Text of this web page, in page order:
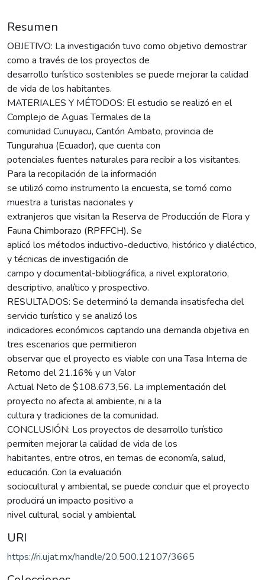
Resumen
OBJETIVO: La investigación tuvo como objetivo demostrar
como a través de los proyectos de
desarrollo turístico sostenibles se puede mejorar la calidad
de vida de los habitantes.
MATERIALES Y MÉTODOS: El estudio se realizó en el
Complejo de Aguas Termales de la
comunidad Cunuyacu, Cantón Ambato, provincia de
Tungurahua (Ecuador), que cuenta con
potenciales fuentes naturales para recibir a los visitantes.
Para la recopilación de la información
se utilizó como instrumento la encuesta, se tomó como
muestra a turistas nacionales y
extranjeros que visitan la Reserva de Producción de Flora y
Fauna Chimborazo (RPFFCH). Se
aplicó los métodos inductivo-deductivo, histórico y dialéctico,
y técnicas de investigación de
campo y documental-bibliográfica, a nivel exploratorio,
descriptivo, analítico y prospectivo.
RESULTADOS: Se determinó la demanda insatisfecha del
servicio turístico y se analizó los
indicadores económicos captando una demanda objetiva en
tres escenarios que permitieron
observar que el proyecto es viable con una Tasa Interna de
Retorno del 21.16% y un Valor
Actual Neto de $108.673,56. La implementación del
proyecto no afecta al ambiente, ni a la
cultura y tradiciones de la comunidad.
CONCLUSIÓN: Los proyectos de desarrollo turístico
permiten mejorar la calidad de vida de los
habitantes, entre otros, en temas de economía, salud,
educación. Con la evaluación
sociocultural y ambiental, se puede concluir que el proyecto
producirá un impacto positivo a
nivel cultural, social y ambiental.
URI
https://ri.ujat.mx/handle/20.500.12107/3665